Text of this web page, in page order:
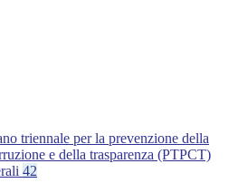
triennale per la prevenzione della
e della trasparenza (PTPCT)
42